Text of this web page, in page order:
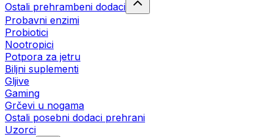
Ostali prehrambeni dodaci
Probavni enzimi
Probiotici
Nootropici
Potpora za jetru
Biljni suplementi
Gljive
Gaming
Grčevi u nogama
Ostali posebni dodaci prehrani
Uzorci